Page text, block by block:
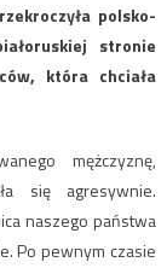
polsko-
stronie
która chciała
mężczyznę,
się agresywnie.
naszego państwa
Po pewnym czasie